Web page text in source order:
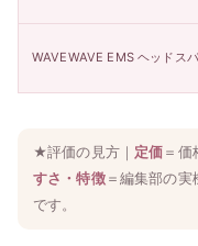
WAVEWAVE EMS ヘッドスパ
★評価の見方｜ 定価 ＝価
すさ・特徴＝編集部の実
です。